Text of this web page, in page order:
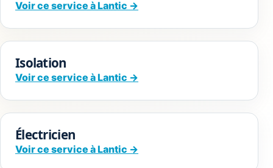
Voir ce service à Lantic →
Isolation
Voir ce service à Lantic →
Électricien
Voir ce service à Lantic →